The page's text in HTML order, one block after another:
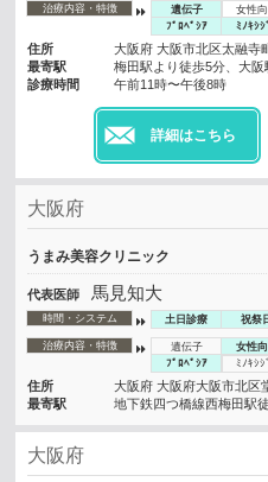
治療内容・特徴 遺伝子 女性
ﾌﾟﾛﾍﾟｼｱ
ﾐﾉｷｼｼ
住所
大阪府 大阪市北区太融寺
最寄駅
梅田駅より徒歩5分、大阪
診療時間
午前11時〜午後8時
詳細はこちら
大阪府
うまみ美容クリニック
代表医師 馬見知大
時間・システム 土日診療 祝祭
治療内容・特徴 遺伝子 女性
ﾌﾟﾛﾍﾟｼｱ
ﾐﾉｷｼｼ
住所
大阪府 大阪府大阪市北区
最寄駅
地下鉄四つ橋線西梅田駅
大阪府